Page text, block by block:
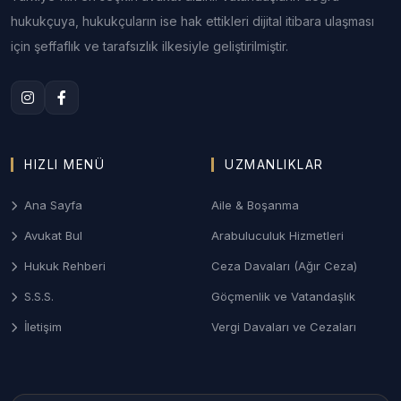
2. Bolu Aile ve Boşanma Hukuku
Anlaşmalı veya çekişmeli boşanma, velayet
Bolu Aile Mahkemeleri nezdinde gizlilik odaklı süreç
yönetimi.
yaralama (trafik kazası odaklı) ve ticari suçlarda
desteği.
Kadastro tespitine itiraz, orman arazisi
uyuşmazlıkları, tapu iptal-tescil ve miras kalan
hukukçuya, hukukçuların ise hak ettikleri dijital itibara ulaşması
için şeffaflık ve tarafsızlık ilkesiyle geliştirilmiştir.
HIZLI MENÜ
Ana Sayfa
Avukat Bul
Hukuk Rehberi
S.S.S.
İletişim
UZMANLIKLAR
Aile & Boşanma
Arabuluculuk Hizmetleri
Ceza Davaları (Ağır Ceza)
Göçmenlik ve Vatandaşlık
Vergi Davaları ve Cezaları